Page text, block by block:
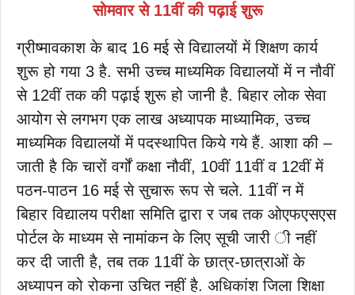
सोमवार से 11वीं की पढ़ाई शुरू
ग्रीष्मावकाश के बाद 16 मई से विद्यालयों में शिक्षण कार्य
शुरू हो गया 3 है. सभी उच्च माध्यमिक विद्यालयों में न नौवीं
से 12वीं तक की पढ़ाई शुरू हो जानी है. बिहार लोक सेवा
आयोग से लगभग एक लाख अध्यापक माध्यामिक, उच्च
माध्यमिक विद्यालयों में पदस्थापित किये गये हैं. आशा की –
जाती है कि चारों वर्गों कक्षा नौवीं, 10वीं 11वीं व 12वीं में
पठन-पाठन 16 मई से सुचारू रूप से चले. 11वीं न में
बिहार विद्यालय परीक्षा समिति द्वारा र जब तक ओएफएसएस
पोर्टल के माध्यम से नामांकन के लिए सूची जारी ी नहीं
कर दी जाती है, तब तक 11वीं के छात्र-छात्राओं के
अध्यापन को रोकना उचित नहीं है. अधिकांश जिला शिक्षा